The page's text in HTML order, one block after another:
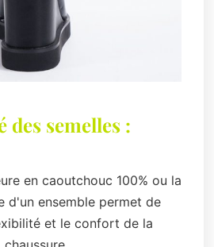
des semelles :
en caoutchouc 100% ou la
d'un ensemble permet de
et le confort de la